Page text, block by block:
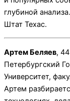
глубиной
Штат Техас.
Артем Беляев,
Петербургский
Университет,
Артем